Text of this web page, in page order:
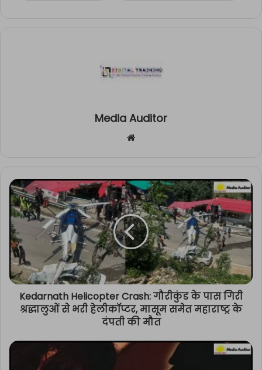
Media Auditor
Website
Kedarnath Helicopter Crash: गौरीकुंड के पास गिरी
श्रद्धालुओं से भरी हेलीकॉप्टर, मासूम समेत महाराष्ट्र के
दंपती की मौत